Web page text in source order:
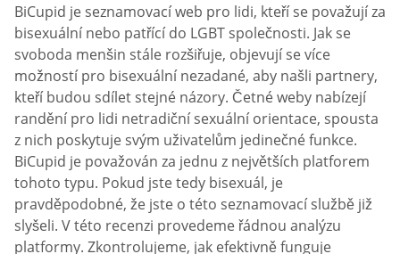
BiCupid je seznamovací web pro lidi, kteří se považují za
bisexuální nebo patřící do LGBT společnosti. Jak se
svoboda menšin stále rozšiřuje, objevují se více
možností pro bisexuální nezadané, aby našli partnery,
kteří budou sdílet stejné názory. Četné weby nabízejí
randění pro lidi netradiční sexuální orientace, spousta
z nich poskytuje svým uživatelům jedinečné funkce.
BiCupid je považován za jednu z největších platforem
tohoto typu. Pokud jste tedy bisexuál, je
pravděpodobné, že jste o této seznamovací službě již
slyšeli. V této recenzi provedeme řádnou analýzu
platformy. Zkontrolujeme, jak efektivně funguje